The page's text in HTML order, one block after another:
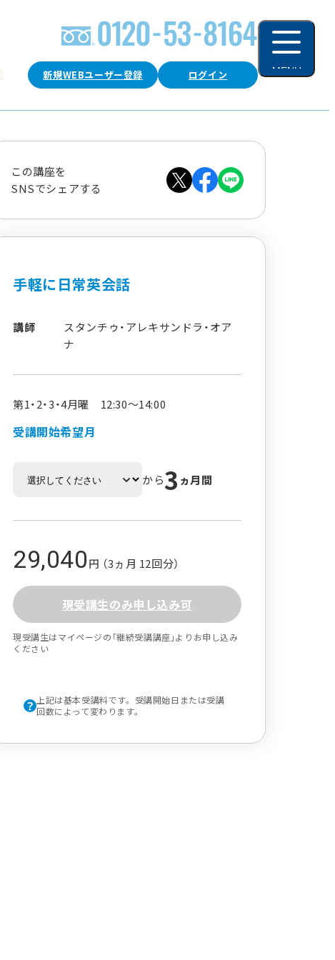
新規WEBユーザー登録 ログイン MENU
この講座を
SNSでシェアする
手軽に日常英会話
講師
スタンチゥ・アレキサンドラ・オア
ナ
第1・2・3・4月曜 12:30～14:00
受講開始希望月
から3 ヵ月間
29,040円 （3ヵ月 12回分）
現受講生のみ申し込み可
現受講生はマイページの｢継続受講講座｣よりお申し込み
ください
上記は基本受講料です。受講開始日または受講
回数によって変わります。